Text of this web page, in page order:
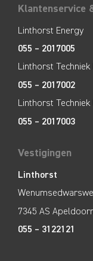
Klantenservice
Linthorst Energy
055 – 2017005
Linthorst
055 – 2017002
Linthorst
055 – 2017003
Vestigingen
Linthorst
7345 AS
055 – 3122121